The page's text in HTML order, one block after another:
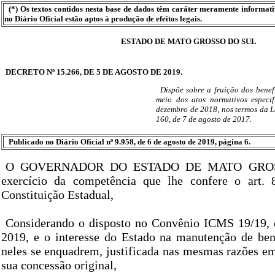
(*) Os textos contidos nesta base de dados têm caráter meramente
no Diário Oficial estão aptos à produção de efeitos legais.
ESTADO DE MATO GROSSO DO SUL
DECRETO Nº 15.266, DE 5 DE AGOSTO DE 2019.
Dispõe sobre a fruição dos
meio dos atos normativos
dezembro de 2018, nos termos da
160, de 7 de agosto de 2017.
Publicado no Diário Oficial nº 9.958, de 6 de agosto de 2019, página 6.
O GOVERNADOR DO ESTADO DE MATO
exercício da competência que lhe confere o
Constituição Estadual,
Considerando o disposto no Convênio ICMS 19/19,
2019, e o interesse do Estado na manutenção de
neles se enquadrem, justificada nas mesmas razões
sua concessão original,